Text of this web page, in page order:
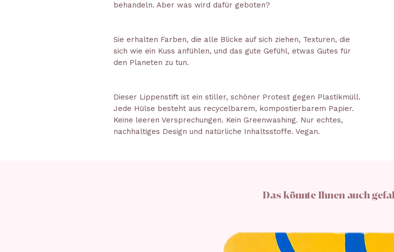
behandeln. Aber was wird dafür geboten?
Sie erhalten Farben, die alle Blicke auf sich ziehen, Texturen, die
sich wie ein Kuss anfühlen, und das gute Gefühl, etwas Gutes für
den Planeten zu tun.
Dieser Lippenstift ist ein stiller, schöner Protest gegen Plastikmüll.
Jede Hülse besteht aus recycelbarem, kompostierbarem Papier.
Keine leeren Versprechungen. Kein Greenwashing. Nur echtes,
nachhaltiges Design und natürliche Inhaltsstoffe. Vegan.
Das könnte Ihnen auch